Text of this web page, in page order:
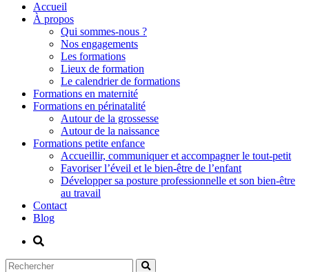
Accueil
À propos
Qui sommes-nous ?
Nos engagements
Les formations
Lieux de formation
Le calendrier de formations
Formations en maternité
Formations en périnatalité
Autour de la grossesse
Autour de la naissance
Formations petite enfance
Accueillir, communiquer et accompagner le tout-petit
Favoriser l’éveil et le bien-être de l’enfant
Développer sa posture professionnelle et son bien-être
au travail
Contact
Blog